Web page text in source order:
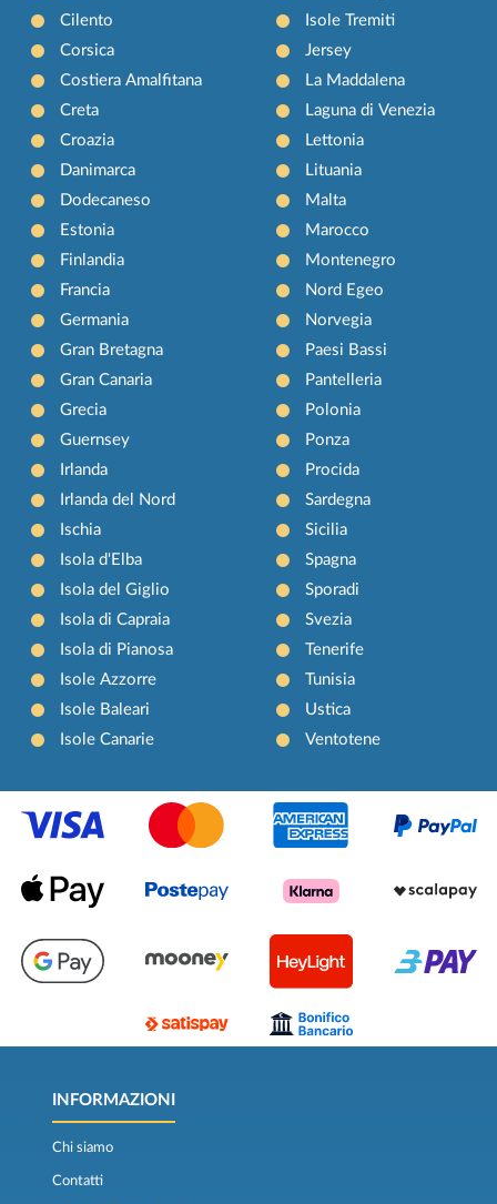
Cilento
Corsica
Costiera Amalfitana
Creta
Croazia
Danimarca
Dodecaneso
Estonia
Finlandia
Francia
Germania
Gran Bretagna
Gran Canaria
Grecia
Guernsey
Irlanda
Irlanda del Nord
Ischia
Isola d'Elba
Isola del Giglio
Isola di Capraia
Isola di Pianosa
Isole Azzorre
Isole Baleari
Isole Canarie
Isole Tremiti
Jersey
La Maddalena
Laguna di Venezia
Lettonia
Lituania
Malta
Marocco
Montenegro
Nord Egeo
Norvegia
Paesi Bassi
Pantelleria
Polonia
Ponza
Procida
Sardegna
Sicilia
Spagna
Sporadi
Svezia
Tenerife
Tunisia
Ustica
Ventotene
INFORMAZIONI
Chi siamo
Contatti